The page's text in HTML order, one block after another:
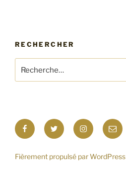
RECHERCHER
pour
FacebookTwitter Instagram
E-
mail
Fièrement propulsé par WordPress